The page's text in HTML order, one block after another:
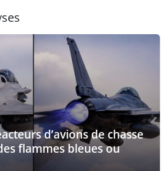
d’avions de chasse
flammes bleues ou